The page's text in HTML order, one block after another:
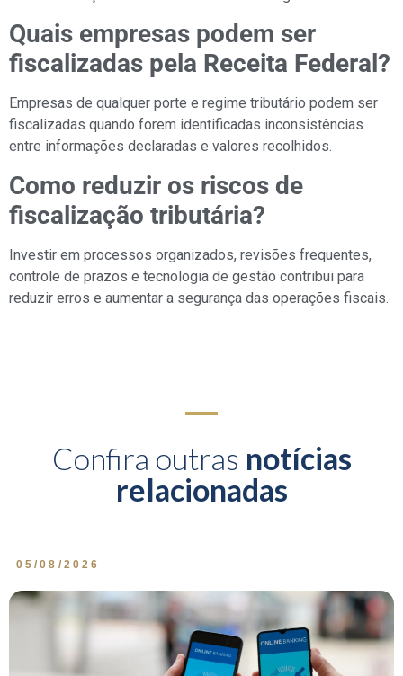
Quais empresas podem ser
fiscalizadas pela Receita Federal?
Empresas de qualquer porte e regime tributário podem ser
fiscalizadas quando forem identificadas inconsistências
entre informações declaradas e valores recolhidos.
Como reduzir os riscos de
fiscalização tributária?
Investir em processos organizados, revisões frequentes,
controle de prazos e tecnologia de gestão contribui para
reduzir erros e aumentar a segurança das operações fiscais.
Confira outras notícias
relacionadas
05/08/2026